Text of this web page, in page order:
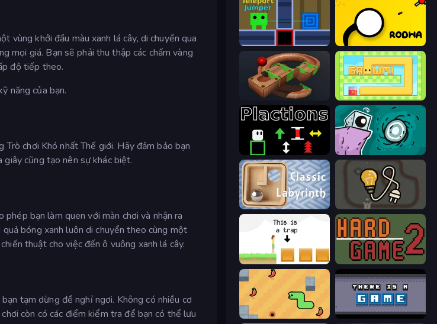
vùng khởi đầu màu xanh lá cây, di chuyển qua
mọi giá. Bạn sẽ phải thu thập các chấm vàng
độ tiếp theo.
năng của bạn.
chơi Khó nhất Thế giới. Hãy đảm bảo bạn
cũng tạo nên sự khác biệt.
bạn làm quen với màn chơi và nhận ra
bóng xanh luôn di chuyển theo cùng một
thuật cho việc đến ô vuông xanh lá cây.
tạm dừng để nghỉ ngơi. Không có nhiều cơ
còn có các điểm kiểm tra để bạn có thể lưu
Teleport Jumper Rodha
Marble Run Growmi
Plactions Tilo
Classic Labyrinth 3D Light The Lamp
The Unfair Platformer Hard Game 2
SSSPICY! There Is No Game